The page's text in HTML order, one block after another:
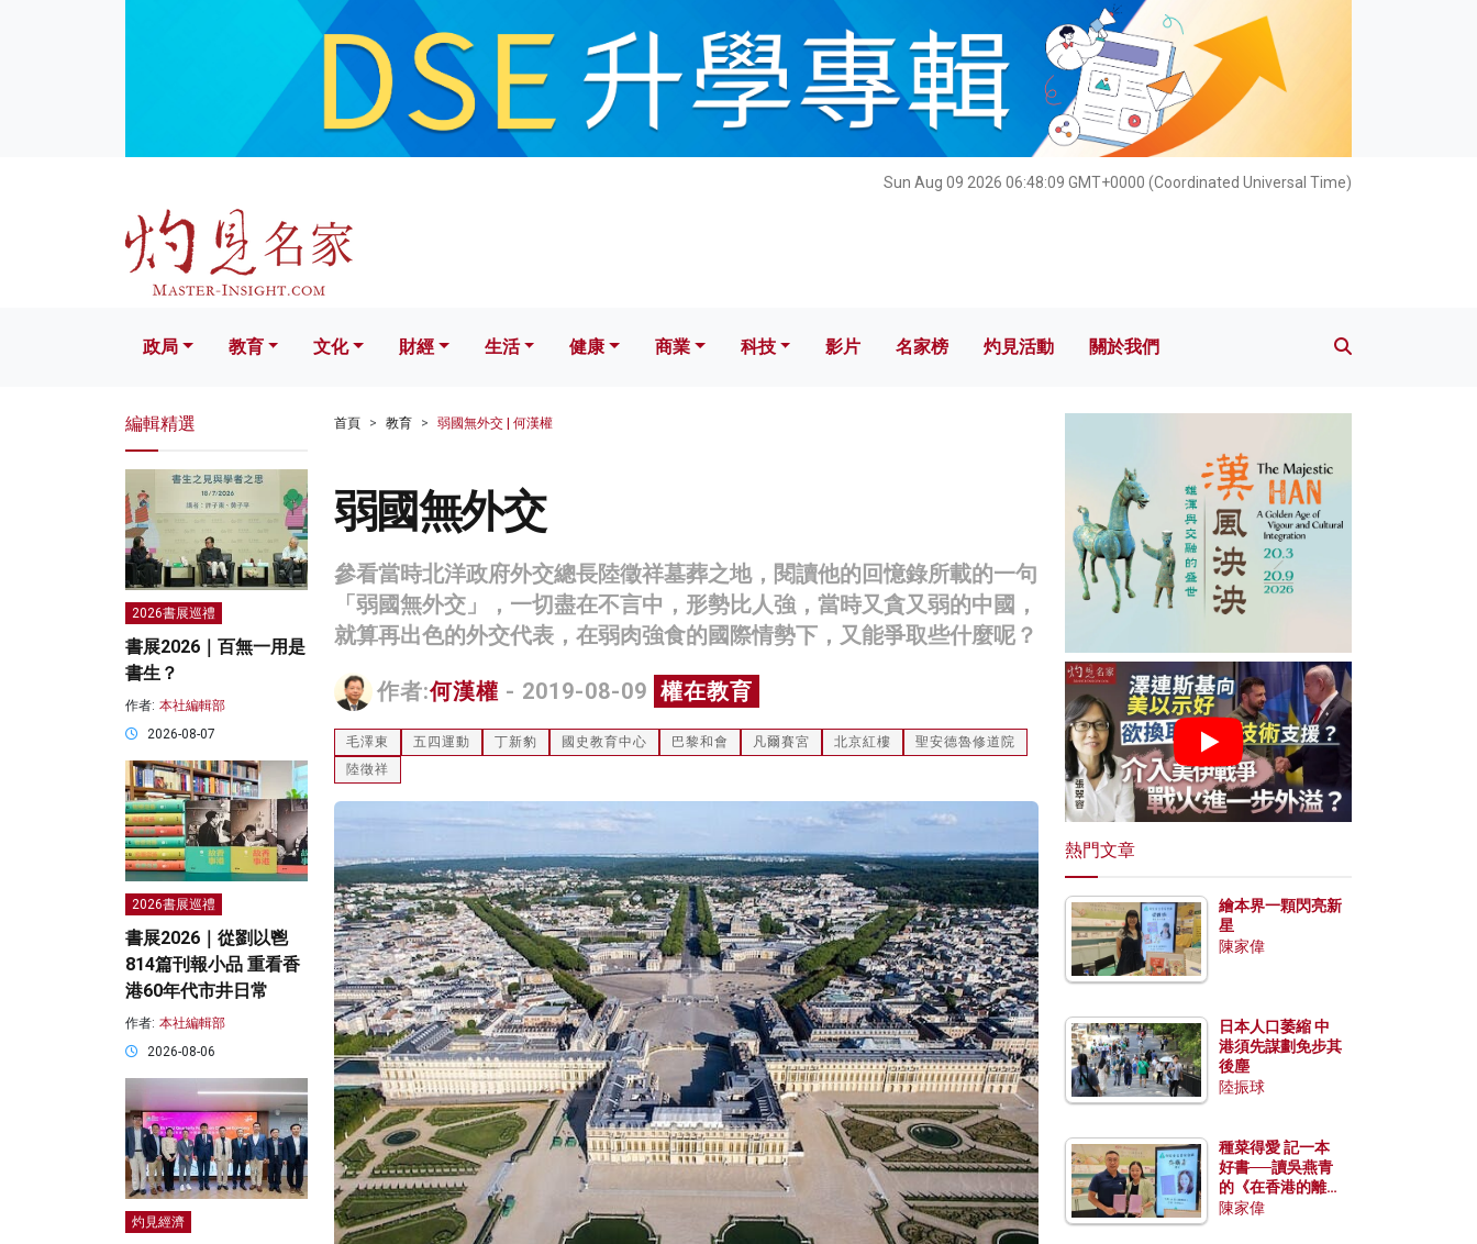
Sun Aug 09 2026 06:48:11 GMT+0000 (Coordinated Universal Time)
文化 財經 生活 健康 科技 影片 名家榜 灼見活動 關於我們
政局 教育 文化 財經 生活 健康 商業 科技 影片 名家榜 灼見活動 關於我們
首頁 教育 弱國無外交 | 何漢權
弱國無外交
參看當時北洋政府外交總長陸徵祥墓葬之地，閱讀他的回憶錄所載的一句
「弱國無外交」，一切盡在不言中，形勢比人強，當時又貪又弱的中國，
就算再出色的外交代表，在弱肉強食的國際情勢下，又能爭取些什麼呢？
作者:何漢權 - 2019-08-09 權在教育
毛澤東 五四運動 丁新豹 國史教育中心 巴黎和會 凡爾賽宮 北京紅樓
聖安德魯修道院
陸徵祥
編輯精選
2026書展巡禮
書展2026｜百無一用是
書生？
作者: 本社編輯部
2026-08-07
2026書展巡禮
書展2026｜從劉以鬯
814篇刊報小品 重看香
港60年代市井日常
作者: 本社編輯部
2026-08-06
灼見經濟
熱門文章
繪本界一顆閃亮新
星
陳家偉
日本人口萎縮 中
港須先謀劃免步其
後塵
陸振球
種菜得愛 記一本
好書──讀吳燕青
的《在香港的離島
種菜》
陳家偉